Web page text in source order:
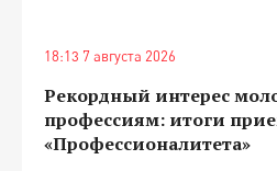
18:13 7 августа 2026
Рекордный интерес
профессиям: итоги
«Профессионалитета»